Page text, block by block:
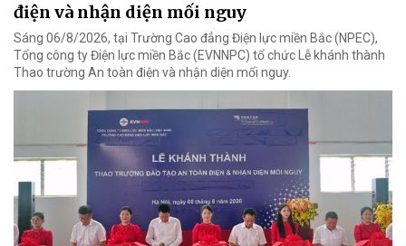
điện và nhận diện mối nguy
Sáng 06/8/2026, tại Trường Cao đẳng Điện lực miền Bắc (NPEC),
Tổng công ty Điện lực miền Bắc (EVNNPC) tổ chức Lễ khánh thành
Thao trường An toàn điện và nhận diện mối nguy.